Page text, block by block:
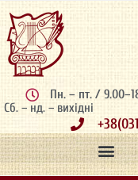
Пн. – пт. /
Сб. – нд. – вихідні